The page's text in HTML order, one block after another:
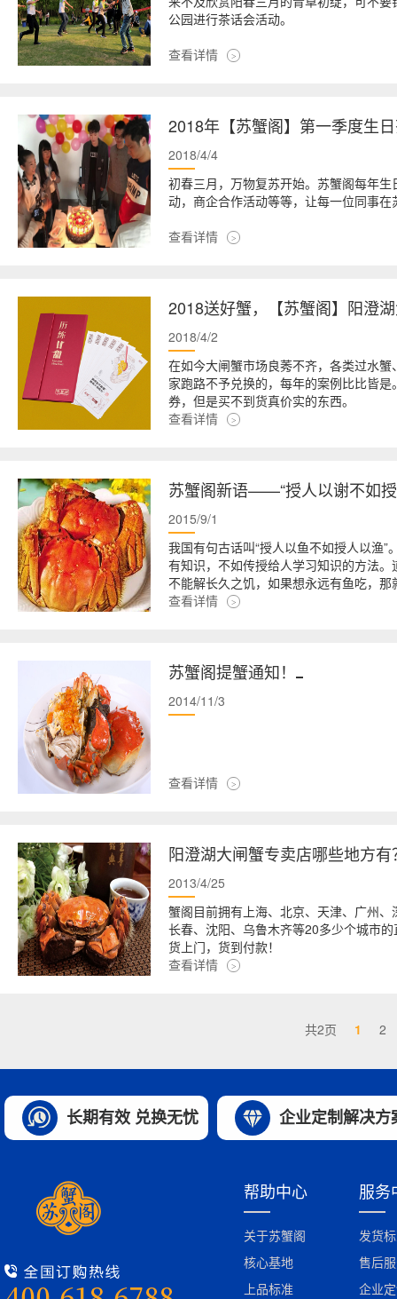
公园进行茶话会活动。
查看详情
2018年【苏蟹阁】第一季度生
2018/4/4
初春三月，万物复苏开始。苏蟹阁每年
动，商企合作活动等等，让每一位同事
查看详情
2018送好蟹，【苏蟹阁】阳澄
2018/4/2
在如今大闸蟹市场良莠不齐，各类过水
家跑路不予兑换的，每年的案例比比皆
券，但是买不到货真价实的东西。
查看详情
苏蟹阁新语——“授人以谢不如
2015/9/1
我国有句古话叫“授人以鱼不如授人以渔
有知识，不如传授给人学习知识的方法
不能解长久之饥，如果想永远有鱼吃，
查看详情
苏蟹阁提蟹通知！
2014/11/3
查看详情
阳澄湖大闸蟹专卖店哪些地方有
2013/4/25
蟹阁目前拥有上海、北京、天津、广州
长春、沈阳、乌鲁木齐等20多少个城市
货上门，货到付款！
查看详情
共2页 1 2
苏蟹阁 金标蟹 覆盖26座大中城
长期有效 兑换无忧 企业定制解决方
长期有效 兑换无忧 企业定制解决方
帮助中心
关于苏蟹阁
核心基地
上品标准
服务
发货
售后
企业